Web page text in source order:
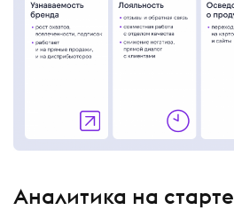
Аналитика на старте